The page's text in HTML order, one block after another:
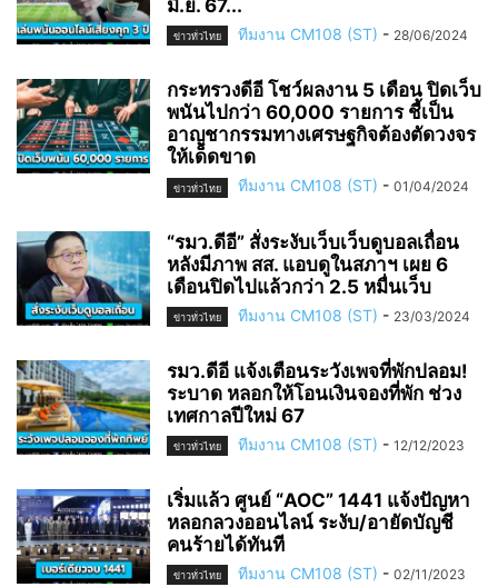
มิ.ย. 67...
ข่าวทั่วไทย ทีมงาน CM108 (ST) - 28/06/2024
กระทรวงดีอี โชว์ผลงาน 5 เดือน ปิดเว็บ
พนันไปกว่า 60,000 รายการ ชี้เป็น
อาญชากรรมทางเศรษฐกิจต้องตัดวงจร
ให้เด็ดขาด
ข่าวทั่วไทย ทีมงาน CM108 (ST) - 01/04/2024
“รมว.ดีอี” สั่งระงับเว็บเว็บดูบอลเถื่อน
หลังมีภาพ สส. แอบดูในสภาฯ เผย 6
เดือนปิดไปแล้วกว่า 2.5 หมื่นเว็บ
ข่าวทั่วไทย ทีมงาน CM108 (ST) - 23/03/2024
รมว.ดีอี แจ้งเตือนระวังเพจที่พักปลอม!
ระบาด หลอกให้โอนเงินจองที่พัก ช่วง
เทศกาลปีใหม่ 67
ข่าวทั่วไทย ทีมงาน CM108 (ST) - 12/12/2023
เริ่มแล้ว ศูนย์ “AOC” 1441 แจ้งปัญหา
หลอกลวงออนไลน์ ระงับ/อายัดบัญชี
คนร้ายได้ทันที
ข่าวทั่วไทย ทีมงาน CM108 (ST) - 02/11/2023